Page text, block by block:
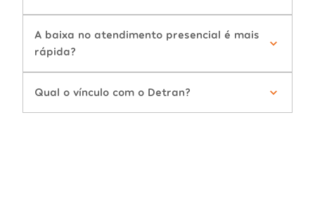
A baixa no atendimento presencial é mais
rápida?
Qual o vínculo com o Detran?